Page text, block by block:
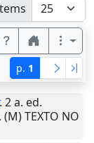
p. 1
. 2 a. ed.
(M) TEXTO NO